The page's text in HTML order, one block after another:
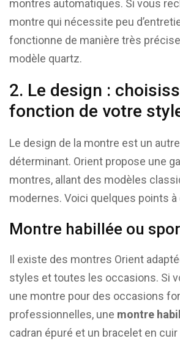
montres automatiques. Si vous
montre qui nécessite peu
fonctionne de manière très
modèle quartz.
2. Le design :
fonction de votre
Le design de la montre est un
déterminant. Orient propose une
montres, allant des modèles
modernes. Voici quelques points à
Montre habillée ou
Il existe des montres Orient
styles et toutes les occasions. Si
une montre pour des occasions
professionnelles, une montre
cadran épuré et un bracelet en